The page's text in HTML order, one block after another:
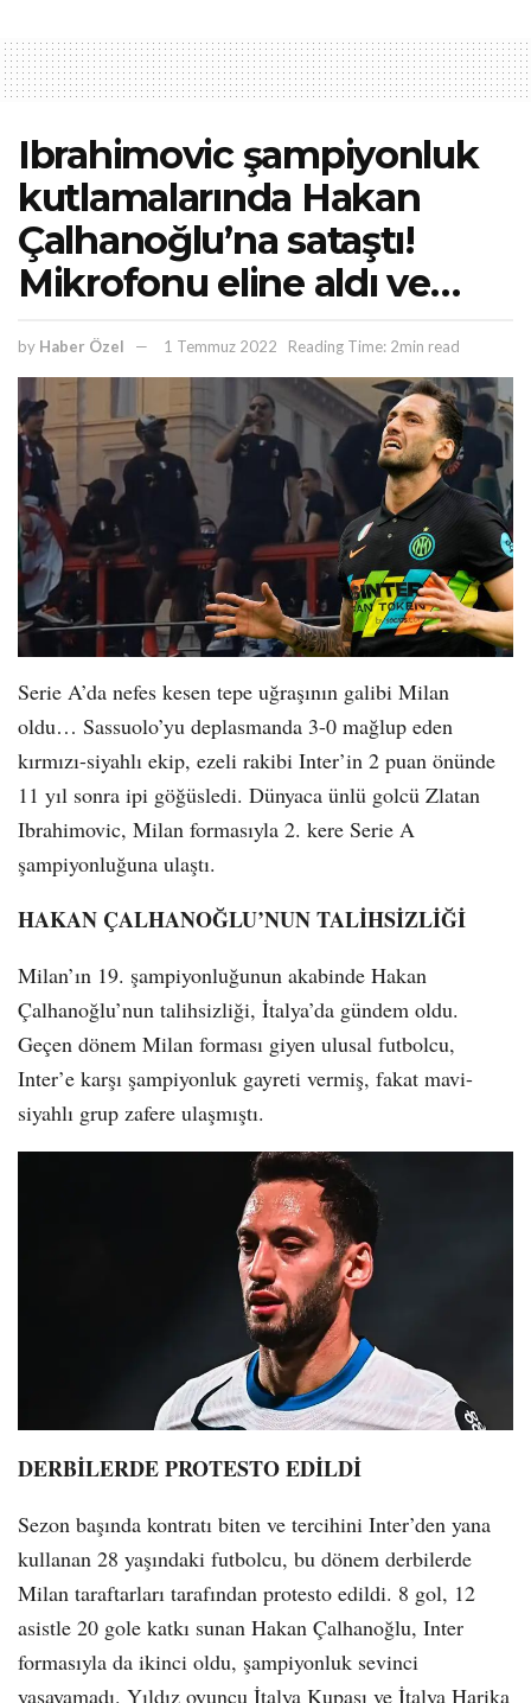
Ibrahimovic şampiyonluk
kutlamalarında Hakan
Çalhanoğlu’na sataştı!
Mikrofonu eline aldı ve…
by Haber Özel 1 Temmuz 2022 Reading Time: 2min read
Serie A’da nefes kesen tepe uğraşının galibi Milan
oldu… Sassuolo’yu deplasmanda 3-0 mağlup eden
kırmızı-siyahlı ekip, ezeli rakibi Inter’in 2 puan önünde
11 yıl sonra ipi göğüsledi. Dünyaca ünlü golcü Zlatan
Ibrahimovic, Milan formasıyla 2. kere Serie A
şampiyonluğuna ulaştı.
HAKAN ÇALHANOĞLU’NUN TALİHSİZLİĞİ
Milan’ın 19. şampiyonluğunun akabinde Hakan
Çalhanoğlu’nun talihsizliği, İtalya’da gündem oldu.
Geçen dönem Milan forması giyen ulusal futbolcu,
Inter’e karşı şampiyonluk gayreti vermiş, fakat mavi-
siyahlı grup zafere ulaşmıştı.
DERBİLERDE PROTESTO EDİLDİ
Sezon başında kontratı biten ve tercihini Inter’den yana
kullanan 28 yaşındaki futbolcu, bu dönem derbilerde
Milan taraftarları tarafından protesto edildi. 8 gol, 12
asistle 20 gole katkı sunan Hakan Çalhanoğlu, Inter
formasıyla da ikinci oldu, şampiyonluk sevinci
yaşayamadı. Yıldız oyuncu İtalya Kupası ve İtalya Harika